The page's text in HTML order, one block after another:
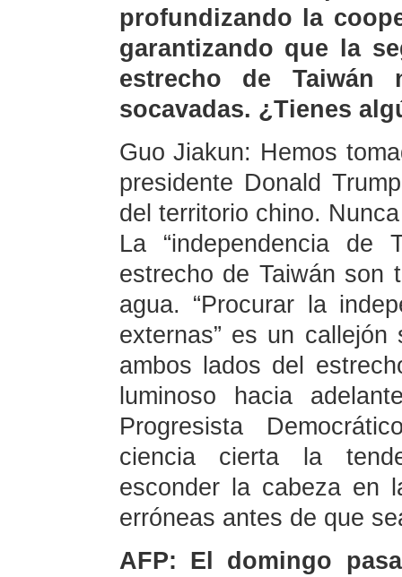
profundizando la
garantizando que la
estrecho de Taiwán
socavadas. ¿Tienes
Guo Jiakun: Hemos
presidente Donald
del territorio chino.
La “independencia
estrecho de Taiwán son
agua. “Procurar la
externas” es un
ambos lados del
luminoso hacia
Progresista
ciencia cierta la
esconder la cabeza en
erróneas antes de que
AFP: El domingo